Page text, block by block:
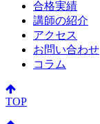
合格実績
講師の紹介
アクセス
お問い合わせ
コラム
TOP